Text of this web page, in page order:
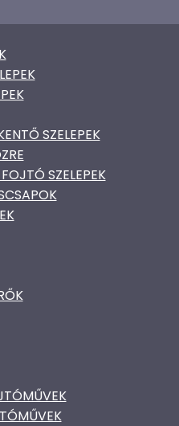
SZELEPEK
SZELEPEK